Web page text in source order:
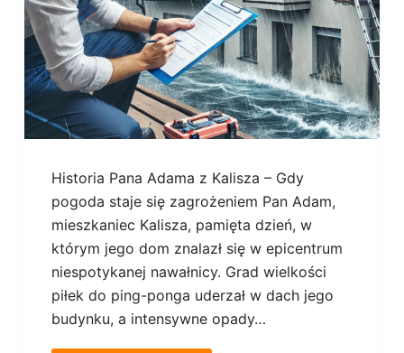
Historia Pana Adama z Kalisza – Gdy
pogoda staje się zagrożeniem Pan Adam,
mieszkaniec Kalisza, pamięta dzień, w
którym jego dom znalazł się w epicentrum
niespotykanej nawałnicy. Grad wielkości
piłek do ping-ponga uderzał w dach jego
budynku, a intensywne opady…